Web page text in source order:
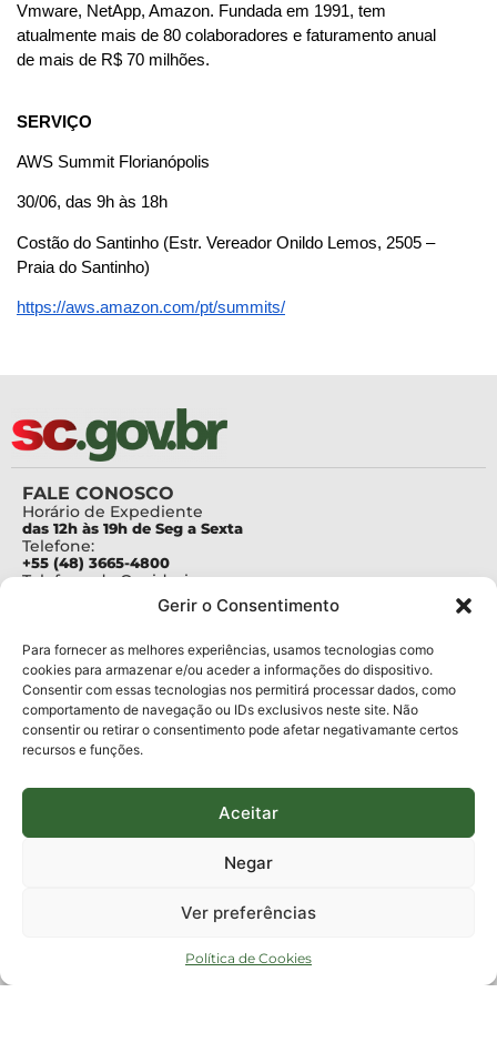
Gerir o Consentimento
Para fornecer as melhores experiências, usamos tecnologias como
cookies para armazenar e/ou aceder a informações do dispositivo.
Consentir com essas tecnologias nos permitirá processar dados, como
comportamento de navegação ou IDs exclusivos neste site. Não
consentir ou retirar o consentimento pode afetar negativamante certos
recursos e funções.
Aceitar
Negar
Ver preferências
Política de Cookies
Vmware, NetApp, Amazon. Fundada em 1991, tem
atualmente mais de 80 colaboradores e faturamento anual
de mais de R$ 70 milhões.
SERVIÇO
AWS Summit Florianópolis
30/06, das 9h às 18h
Costão do Santinho (Estr. Vereador Onildo Lemos, 2505 –
Praia do Santinho)
https://aws.amazon.com/pt/summits/
FALE CONOSCO
Horário de Expediente
das 12h às 19h de Seg a Sexta
Telefone:
+55 (48) 3665-4800
Telefone da Ouvidoria
Para assuntos relacionados à Pesquisa
pesquisa@fapesc.sc.gov.br
Para assuntos relacionados à Inovação
inovacao@fapesc.sc.gov.br
Para assuntos relacionados à Bolsas
bolsas@fapesc.sc.gov.br
Para assuntos relacionados à Prestação de Contas
Para assuntos relacionados à Plataforma
plataforma@fapesc.sc.gov.br
Jair Artur da Silva dpo@fapesc.sc.gov.br 3665-4831
km 01, Módulo 12A, Edifício Fapesc / Celta, 5° andar